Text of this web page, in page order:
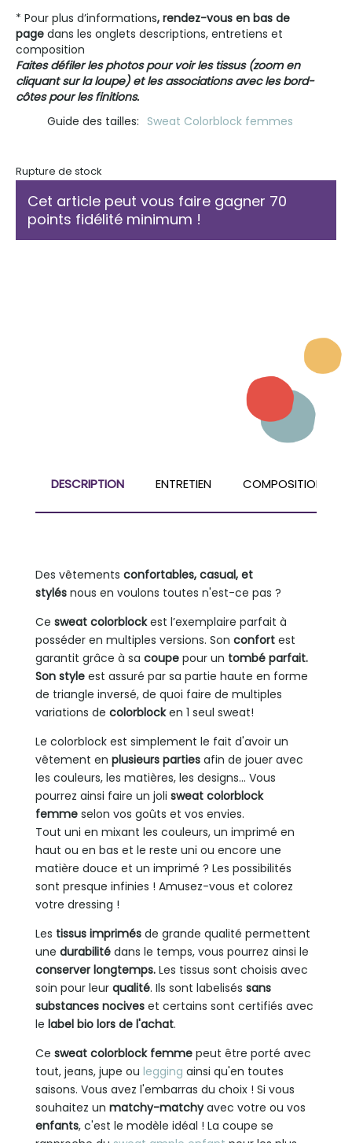
* Pour plus d’informations, rendez-vous en bas de
page dans les onglets descriptions, entretiens et
composition
Faites défiler les photos pour voir les tissus (zoom en
cliquant sur la loupe) et les associations avec les bord-
côtes pour les finitions.
Guide des tailles
Sweat Colorblock femmes
Rupture de stock
Cet article peut vous faire gagner 70
points fidélité minimum !
DESCRIPTION ENTRETIEN COMPOSITION
Des vêtements confortables, casual, et
stylés nous en voulons toutes n'est-ce pas ?
Ce sweat colorblockest l’exemplaire parfait à
posséder en multiples versions. Son confortest
garantit grâce à sa coupe pour un tombé parfait.
Son style est assuré par sa partie haute en forme
de triangle inversé, de quoi faire de multiples
variations de colorblocken 1 seul sweat!
Le colorblock est simplement le fait d'avoir un
vêtement en plusieurs partiesafin de jouer avec
les couleurs, les matières, les designs... Vous
pourrez ainsi faire un joli sweat colorblock
femme selon vos goûts et vos envies.
Tout uni en mixant les couleurs, un imprimé en
haut ou en bas et le reste uni ou encore une
matière douce et un imprimé ? Les possibilités
sont presque infinies ! Amusez-vous et colorez
votre dressing !
Les tissus imprimésde grande qualité permettent
une durabilitédans le temps, vous pourrez ainsi le
conserver longtemps. Les tissus sont choisis avec
soin pour leur qualité. Ils sont labelisés sans
substances nociveset certains sont certifiés avec
le label bio lors de l'achat.
Ce sweat colorblock femme peut être porté avec
tout, jeans, jupe ou legging ainsi qu'en toutes
saisons. Vous avez l'embarras du choix ! Si vous
souhaitez un matchy-matchyavec votre ou vos
enfants, c'est le modèle idéal ! La coupe se